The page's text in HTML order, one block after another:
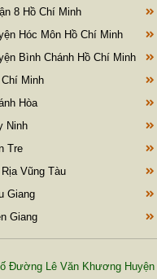
8 Hồ Chí Minh
Hóc Môn Hồ Chí Minh
Bình Chánh Hồ Chí Minh
Minh
Hòa
Ninh
Tre
Vũng Tàu
Giang
Giang
Đường Lê Văn Khương